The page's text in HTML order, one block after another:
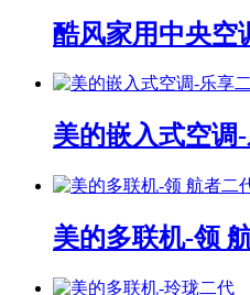
酷风家用中央空
美的嵌入式空调
美的多联机-领